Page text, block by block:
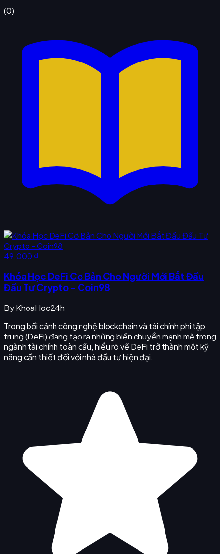
(0)
49.000 ₫
Khóa Học DeFi Cơ Bản Cho Người Mới Bắt Đầu
Đầu Tư Crypto - Coin98
ByKhoaHoc24h
Trong bối cảnh công nghệ blockchain và tài chính phi tập
trung (DeFi) đang tạo ra những biến chuyển mạnh mẽ trong
ngành tài chính toàn cầu, hiểu rõ về DeFi trở thành một kỹ
năng cần thiết đối với nhà đầu tư hiện đại.